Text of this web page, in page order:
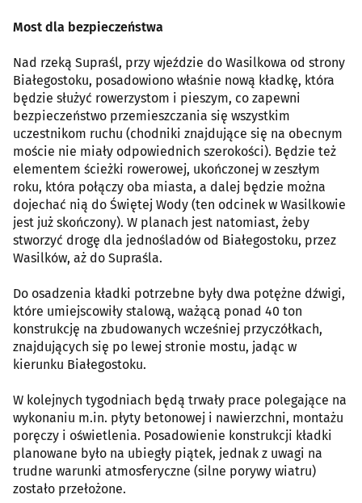
Most dla bezpieczeństwa
Nad rzeką Supraśl, przy wjeździe do Wasilkowa od strony
Białegostoku, posadowiono właśnie nową kładkę, która
będzie służyć rowerzystom i pieszym, co zapewni
bezpieczeństwo przemieszczania się wszystkim
uczestnikom ruchu (chodniki znajdujące się na obecnym
moście nie miały odpowiednich szerokości). Będzie też
elementem ścieżki rowerowej, ukończonej w zeszłym
roku, która połączy oba miasta, a dalej będzie można
dojechać nią do Świętej Wody (ten odcinek w Wasilkowie
jest już skończony). W planach jest natomiast, żeby
stworzyć drogę dla jednośladów od Białegostoku, przez
Wasilków, aż do Supraśla.
Do osadzenia kładki potrzebne były dwa potężne dźwigi,
które umiejscowiły stalową, ważącą ponad 40 ton
konstrukcję na zbudowanych wcześniej przyczółkach,
znajdujących się po lewej stronie mostu, jadąc w
kierunku Białegostoku.
W kolejnych tygodniach będą trwały prace polegające na
wykonaniu m.in. płyty betonowej i nawierzchni, montażu
poręczy i oświetlenia. Posadowienie konstrukcji kładki
planowane było na ubiegły piątek, jednak z uwagi na
trudne warunki atmosferyczne (silne porywy wiatru)
zostało przełożone.